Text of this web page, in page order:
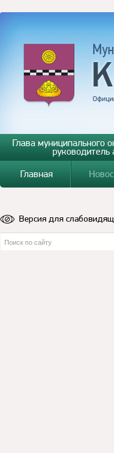
Глава муниципального
руководитель
Главная
Версия для